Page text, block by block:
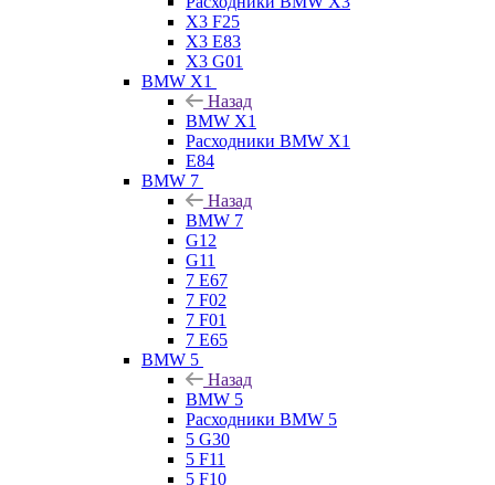
X3 F25
X3 E83
X3 G01
BMW X1
Назад
BMW X1
Расходники BMW X1
E84
BMW 7
Назад
BMW 7
G12
G11
7 Е67
7 F02
7 F01
7 E65
BMW 5
Назад
BMW 5
Расходники BMW 5
5 G30
5 F11
5 F10